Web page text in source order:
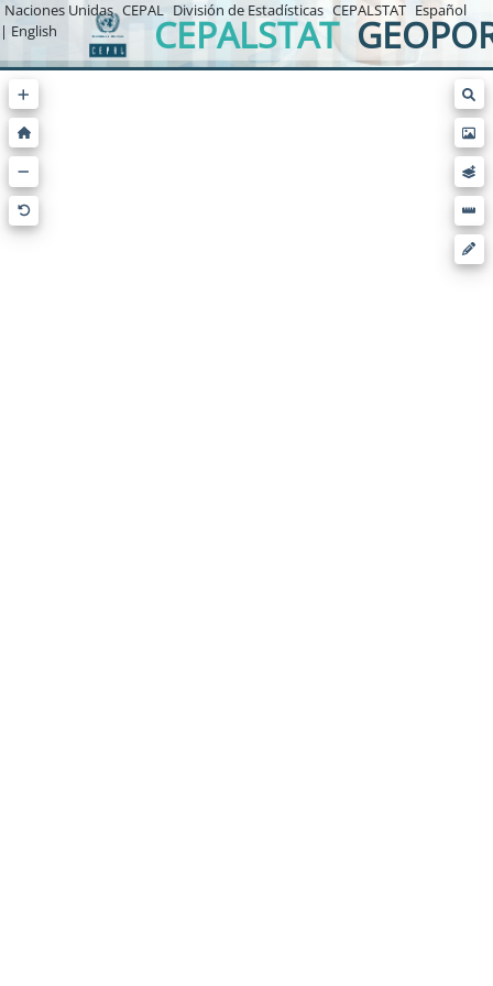
CEPALSTAT
Naciones Unidas CEPAL División de Estadísticas CEPALSTAT Español
| English